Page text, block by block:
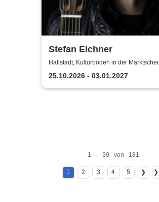
Stefan Eichner
Hallstadt, Kulturboden in der
25.10.2026 - 03.01.2027
1 - 30 von 181
1 2 3 4 5 ❯